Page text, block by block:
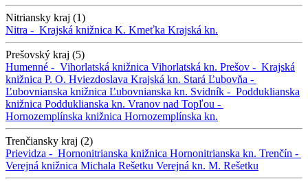
Nitriansky kraj (1)
Nitra - Krajská knižnica K. Kmeťka Krajská kn.
Prešovský kraj (5)
Humenné - Vihorlatská knižnica Vihorlatská kn. Prešov - Krajská
knižnica P. O. Hviezdoslava Krajská kn. Stará Ľubovňa -
Ľubovnianska knižnica Ľubovnianska kn. Svidník - Podduklianska
knižnica Podduklianska kn. Vranov nad Topľou -
Hornozemplínska knižnica Hornozemplínska kn.
Trenčiansky kraj (2)
Prievidza - Hornonitrianska knižnica Hornonitrianska kn. Trenčín -
Verejná knižnica Michala Rešetku Verejná kn. M. Rešetku